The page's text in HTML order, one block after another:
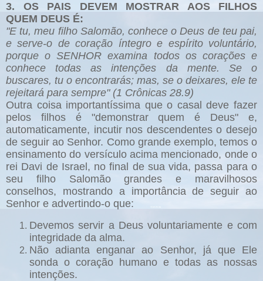
3. OS PAIS DEVEM MOSTRAR AOS FILHOS
QUEM DEUS É:
"E tu, meu filho Salomão, conhece o Deus de teu pai,
e serve-o de coração íntegro e espírito voluntário,
porque o SENHOR examina todos os corações e
conhece todas as intenções da mente. Se o
buscares, tu o encontrarás; mas, se o deixares, ele te
rejeitará para sempre" (1 Crônicas 28.9)
Outra coisa importantíssima que o casal deve fazer
pelos filhos é "demonstrar quem é Deus" e,
automaticamente, incutir nos descendentes o desejo
de seguir ao Senhor. Como grande exemplo, temos o
ensinamento do versículo acima mencionado, onde o
rei Davi de Israel, no final de sua vida, passa para o
seu filho Salomão grandes e maravilhosos
conselhos, mostrando a importância de seguir ao
Senhor e advertindo-o que:
Devemos servir a Deus voluntariamente e com
integridade da alma.
Não adianta enganar ao Senhor, já que Ele
sonda o coração humano e todas as nossas
intenções.